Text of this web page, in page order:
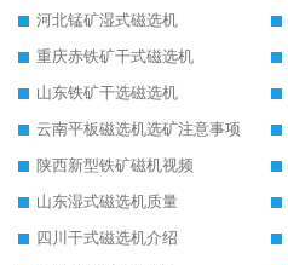
河北锰矿湿式磁选机
重庆赤铁矿干式磁选机
山东铁矿干选磁选机
云南平板磁选机选矿注意事项
陕西新型铁矿磁机视频
山东湿式磁选机质量
四川干式磁选机介绍